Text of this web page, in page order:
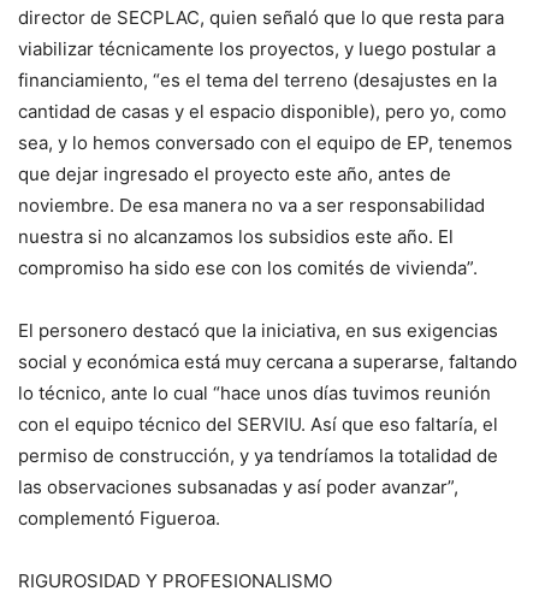
director de SECPLAC, quien señaló que lo que resta para
viabilizar técnicamente los proyectos, y luego postular a
financiamiento, “es el tema del terreno (desajustes en la
cantidad de casas y el espacio disponible), pero yo, como
sea, y lo hemos conversado con el equipo de EP, tenemos
que dejar ingresado el proyecto este año, antes de
noviembre. De esa manera no va a ser responsabilidad
nuestra si no alcanzamos los subsidios este año. El
compromiso ha sido ese con los comités de vivienda”.
El personero destacó que la iniciativa, en sus exigencias
social y económica está muy cercana a superarse, faltando
lo técnico, ante lo cual “hace unos días tuvimos reunión
con el equipo técnico del SERVIU. Así que eso faltaría, el
permiso de construcción, y ya tendríamos la totalidad de
las observaciones subsanadas y así poder avanzar”,
complementó Figueroa.
RIGUROSIDAD Y PROFESIONALISMO